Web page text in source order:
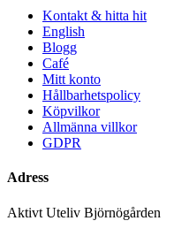
Kontakt & hitta hit
English
Blogg
Café
Mitt konto
Hållbarhetspolicy
Köpvilkor
Allmänna villkor
GDPR
Adress
Aktivt Uteliv Björnögården